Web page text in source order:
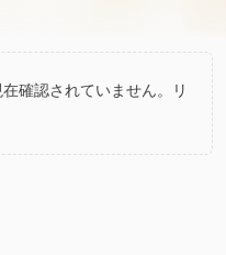
確認されていません。リ